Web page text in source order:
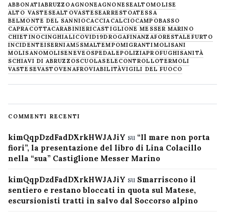
ABBONATIABRUZZOAGNONEAGNONESEALTOMOLISE
ALTO VASTESEALTOVASTESEARRESTOATESSA
BELMONTE DEL SANNIOCACCIACALCIOCAMPOBASSO
CAPRACOTTACARABINIERICASTIGLIONE MESSER MARINO
CHIETINOCINGHIALICOVID19DROGAFINANZAFORESTALE FURTO
INCIDENTEISERNIAM5SMALTEMPOMIGRANTIMOLISANI
MOLISANOMOLISENEVE OSPEDALEPOLIZIAPROFUGHISANITÀ
SCHIAVI DI ABRUZZOSCUOLASELECONTROLLOTERMOLI
VASTESEVASTOVENAFROVIABILITÀVIGILI DEL FUOCO
COMMENTI RECENTI
kimQqpDzdFadDXrkHWJAJiY su “Il mare non porta
fiori”, la presentazione del libro di Lina Colacillo
nella “sua” Castiglione Messer Marino
kimQqpDzdFadDXrkHWJAJiY su Smarriscono il
sentiero e restano bloccati in quota sul Matese,
escursionisti tratti in salvo dal Soccorso alpino